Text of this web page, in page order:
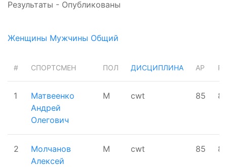
Результаты - Опубликованы
Женщины Мужчины Общий
# СПОРТСМЕН ПОЛ ДИСЦИПЛИНА AP RP
1
Матвеенко
Андрей
Олегович
М cwt 85
2
Молчанов
Алексей
М cwt 85